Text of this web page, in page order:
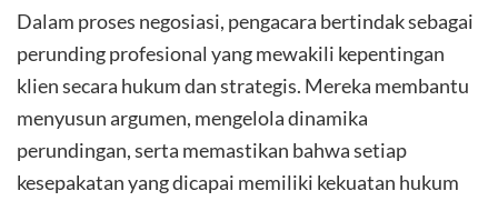
Dalam proses negosiasi, pengacara bertindak sebagai
perunding profesional yang mewakili kepentingan
klien secara hukum dan strategis. Mereka membantu
menyusun argumen, mengelola dinamika
perundingan, serta memastikan bahwa setiap
kesepakatan yang dicapai memiliki kekuatan hukum